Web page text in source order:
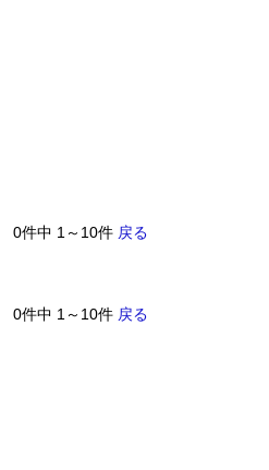
0件中 1～10件 戻る
0件中 1～10件 戻る